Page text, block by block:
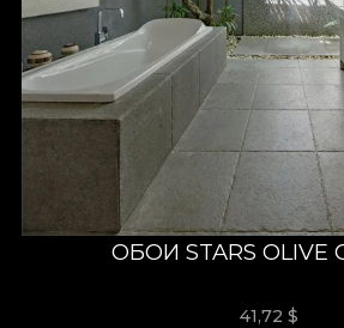
ОБОИ STARS OLIVE
41,72 $